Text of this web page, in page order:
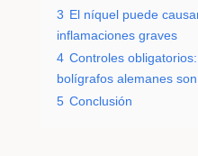
3 El níquel puede
inflamaciones graves
4 Controles
bolígrafos alemanes
5 Conclusión